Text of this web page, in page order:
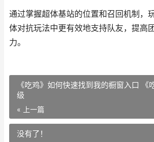
通过掌握超体基站的位置和召回机制，
体对抗玩法中更有效地支持队友，提高
力。
《吃鸡》如何快速找到我的橱窗入口 《
级
« 上一篇
没有了！